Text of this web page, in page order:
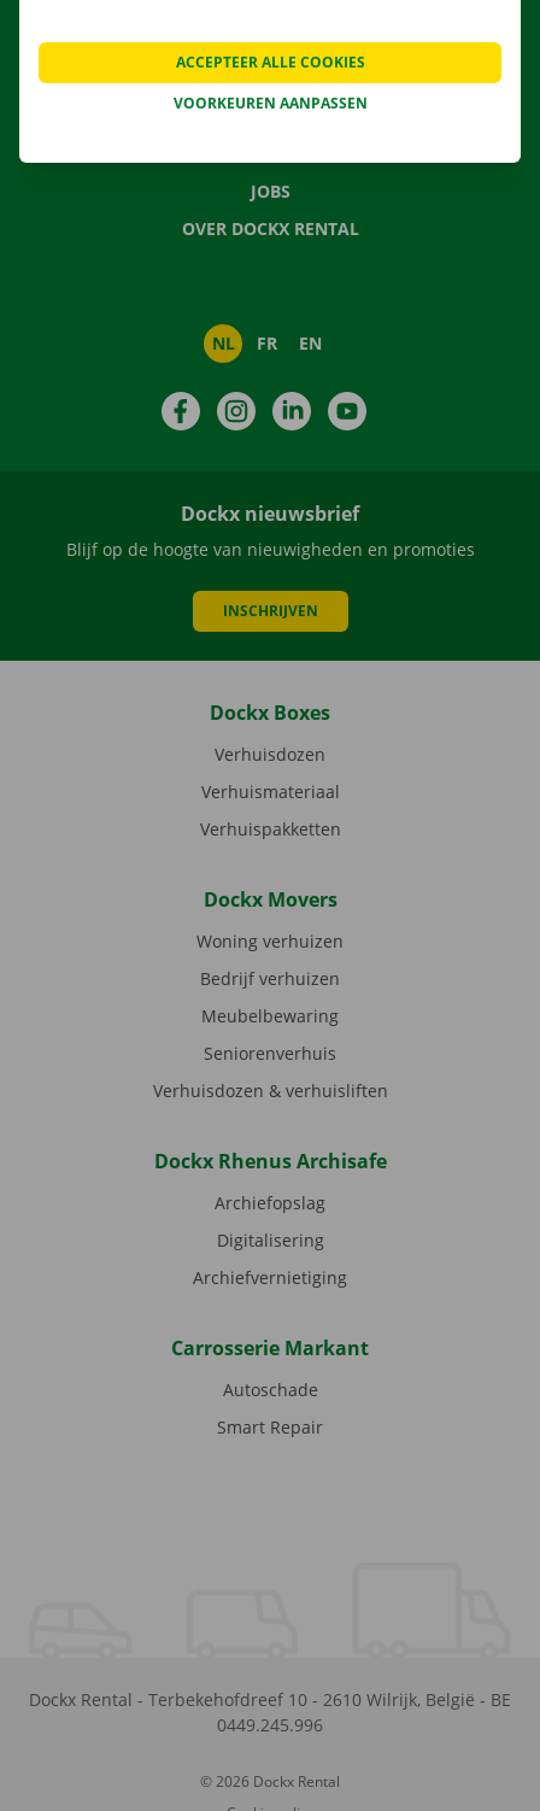
CONTACTEER ONS
VEELGESTELDE VRAGEN
NIEUWS
JOBS
OVER DOCKX RENTAL
NL FR EN
FacebookInstagramLinkedIn
Dockx nieuwsbrief
Blijf op de hoogte van nieuwigheden en promoties
INSCHRIJVEN
Dockx Boxes
Verhuisdozen
Verhuismateriaal
Verhuispakketten
Dockx Movers
Woning verhuizen
Bedrijf verhuizen
Meubelbewaring
Seniorenverhuis
Verhuisdozen & verhuisliften
Dockx Rhenus Archisafe
Archiefopslag
Digitalisering
Archiefvernietiging
Carrosserie Markant
Autoschade
Smart Repair
Dockx Rental - Terbekehofdreef 10 - 2610 Wilrijk, België - BE
0449.245.996
© 2026 Dockx Rental
VOORKEUREN AANPASSEN
ACCEPTEER ALLE COOKIES